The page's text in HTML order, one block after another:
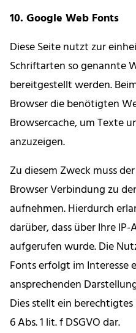
10. Google Web Fonts
Diese Seite nutzt zur
Schriftarten so genannte
bereitgestellt werden.
Browser die benötigten
Browsercache, um Texte
anzuzeigen.
Zu diesem Zweck muss
Browser Verbindung zu
aufnehmen. Hierdurch
darüber, dass über Ihre
aufgerufen wurde. Die
Fonts erfolgt im Interesse
ansprechenden
Dies stellt ein
6 Abs. 1 lit. f DSGVO dar.